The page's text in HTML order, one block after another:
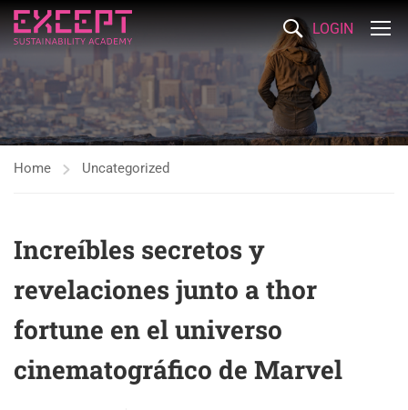
LOGIN
Home Uncategorized
Increíbles secretos y
revelaciones junto a thor
fortune en el universo
cinematográfico de Marvel